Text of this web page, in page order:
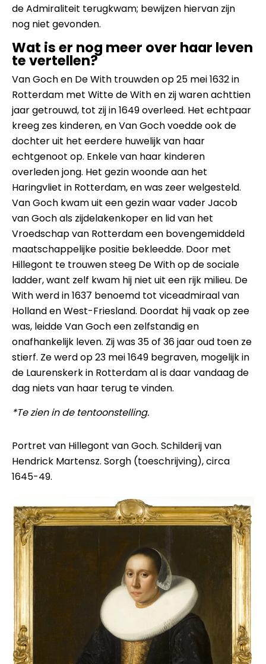
de Admiraliteit terugkwam; bewijzen hiervan zijn
nog niet gevonden.
Wat is er nog meer over haar leven
te vertellen?
Van Goch en De With trouwden op 25 mei 1632 in
Rotterdam met Witte de With en zij waren achttien
jaar getrouwd, tot zij in 1649 overleed. Het echtpaar
kreeg zes kinderen, en Van Goch voedde ook de
dochter uit het eerdere huwelijk van haar
echtgenoot op. Enkele van haar kinderen
overleden jong. Het gezin woonde aan het
Haringvliet in Rotterdam, en was zeer welgesteld.
Van Goch kwam uit een gezin waar vader Jacob
van Goch als zijdelakenkoper en lid van het
Vroedschap van Rotterdam een bovengemiddeld
maatschappelijke positie bekleedde. Door met
Hillegont te trouwen steeg De With op de sociale
ladder, want zelf kwam hij niet uit een rijk milieu. De
With werd in 1637 benoemd tot viceadmiraal van
Holland en West-Friesland. Doordat hij vaak op zee
was, leidde Van Goch een zelfstandig en
onafhankelijk leven. Zij was 35 of 36 jaar oud toen ze
stierf. Ze werd op 23 mei 1649 begraven, mogelijk in
de Laurenskerk in Rotterdam al is daar vandaag de
dag niets van haar terug te vinden.
*Te zien in de tentoonstelling.
Portret van Hillegont van Goch. Schilderij van
Hendrick Martensz. Sorgh (toeschrijving), circa
1645-49.